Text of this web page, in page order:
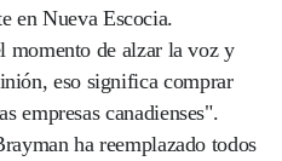
en Nueva Escocia.
momento de alzar la voz y
eso significa comprar
empresas canadienses".
ha reemplazado todos